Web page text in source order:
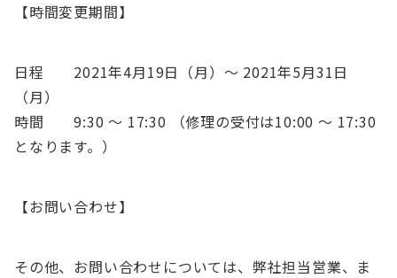
【時間変更期間】
日程 2021年4月19日（月）〜 2021年5月31日
（月）
時間 9:30 〜 17:30 （修理の受付は10:00 〜 17:30
となります。）
【お問い合わせ】
その他、お問い合わせについては、弊社担当営業、ま